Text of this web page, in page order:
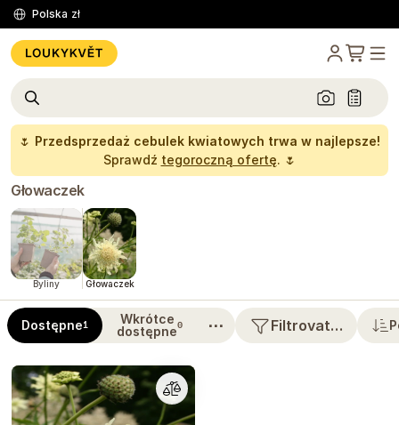
Polska zł
🌷 Przedsprzedaż cebulek kwiatowych trwa w najlepsze!
Sprawdź tegoroczną ofertę. 🌷
Głowaczek
Byliny Głowaczek
Dostępne1
Wkrótce
dostępne0 ⋯ Filtrovat…